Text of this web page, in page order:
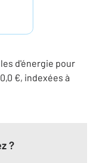
d'énergie pour
€, indexées à
?